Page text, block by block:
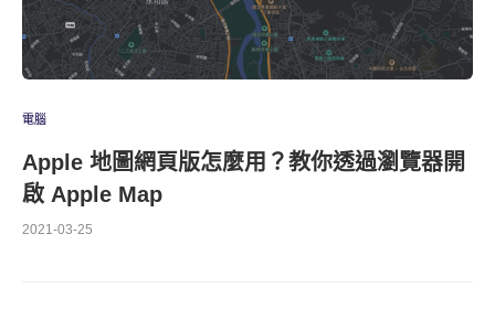
電腦
Apple 地圖網頁版怎麼用？教你透過瀏覽器開
啟 Apple Map
2021-03-25